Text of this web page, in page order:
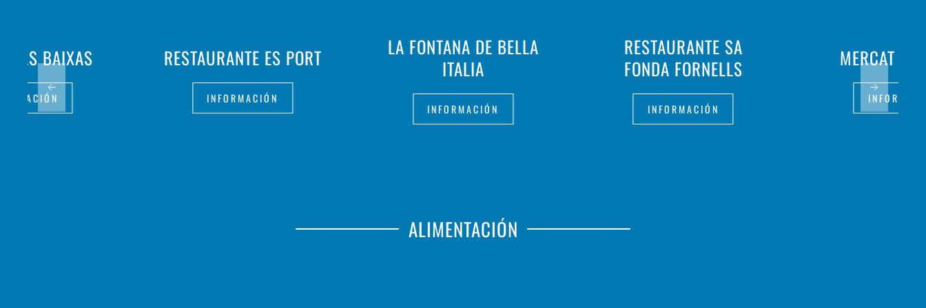
RESTAURANTE ES PORT
INFORMACIÓN
LA FONTANA DE BELLA
ITALIA
INFORMACIÓN
RESTAURANTE SA
FONDA FORNELLS
INFORMACIÓN
MERCAT
RIAS BAIXAS
ALIMENTACIÓN